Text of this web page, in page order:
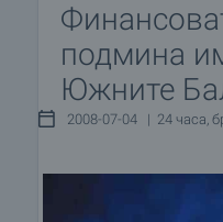
подмина
Южните
2008-07-04 | 24 часа,